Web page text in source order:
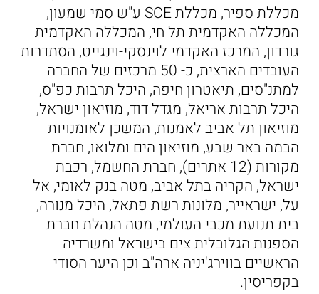
מכללת ספיר, מכללת SCE ע"ש סמי שמעון,
המכללה האקדמית תל חי, המכללה האקדמית
גורדון, המרכז האקדמי לוינסקי-וינגייט, הסתדרות
העובדים הארצית, כ- 50 מרכזים של החברה
למתנ"סים, תיאטרון חיפה, היכל תרבות כפ"ס,
היכל תרבות אריאל, מגדל דוד, מוזיאון ישראל,
מוזיאון תל אביב לאמנות, המשכן לאומנויות
הבמה באר שבע, מוזיאון הים ומלואו, חברת
מקורות (12 אתרים), חברת החשמל, רכבת
ישראל, הקריה בתל אביב, מטה בנק לאומי, אל
על, ישראייר, מלונות רשת פתאל, היכל מנורה,
בית תנועת מכבי העולמי, מטה הנהלת חברת
הספנות הגלובלית צים בישראל ומשרדיה
הראשיים בווירג'יניה ארה"ב וכן היער הסודי
בקפריסין.